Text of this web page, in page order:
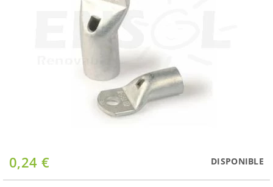
0,24 € DISPONIBLE
Saltar
al
comienzo